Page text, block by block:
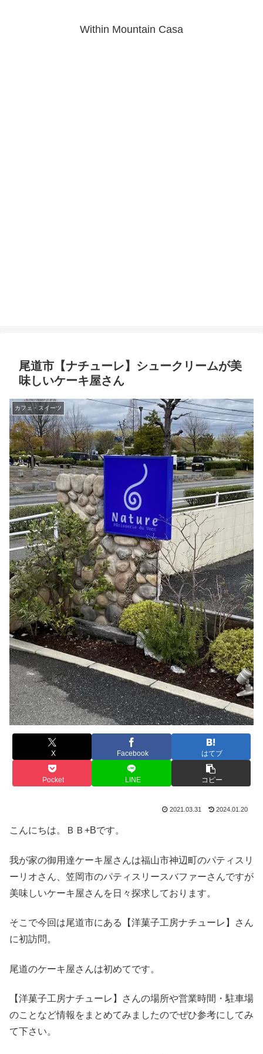
Within Mountain Casa
尾道市【ナチューレ】シュークリームが美
味しいケーキ屋さん
カフェ・スイーツ
X Facebook はてブ
Pocket LINE コピー
2021.03.31 2024.01.20
こんにちは。ＢＢ+Bです。
我が家の御用達ケーキ屋さんは福山市神辺町のパティスリ
ーリオさん、笠岡市のパティスリースバファーさんですが
美味しいケーキ屋さんを日々探求しております。
そこで今回は尾道市にある【洋菓子工房ナチューレ】さん
に初訪問。
尾道のケーキ屋さんは初めてです。
【洋菓子工房ナチューレ】さんの場所や営業時間・駐車場
のことなど情報をまとめてみましたのでぜひ参考にしてみ
て下さい。